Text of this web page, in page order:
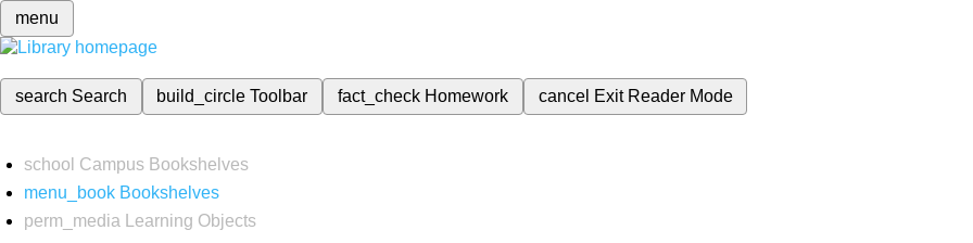
menu
search Search build_circleToolbar fact_check Homework cancel Exit Reader Mode
school Campus Bookshelves
menu_book Bookshelves
perm_media
Learning Objects